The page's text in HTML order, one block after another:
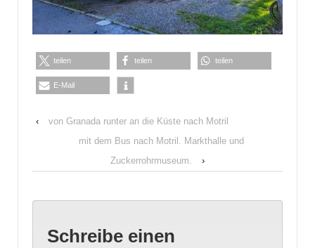
teilen teilen teilen
E-Mail
‹
von Granada runter an die Küste nach Motril
mit dem Bus nach Motril. Markthalle und
Zuckerrohrmuseum.
›
Schreibe einen